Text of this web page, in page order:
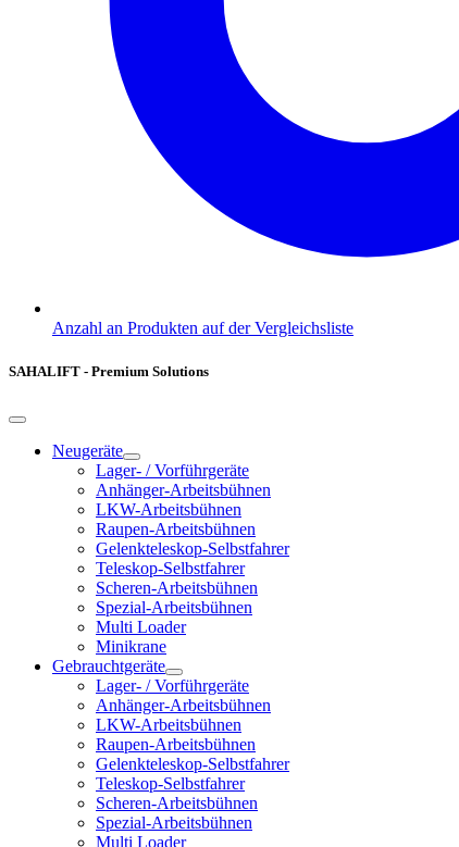
Anzahl an Produkten auf der Vergleichsliste
SAHALIFT - Premium Solutions
Neugeräte
Lager- / Vorführgeräte
Anhänger-Arbeitsbühnen
LKW-Arbeitsbühnen
Raupen-Arbeitsbühnen
Gelenkteleskop-Selbstfahrer
Teleskop-Selbstfahrer
Scheren-Arbeitsbühnen
Spezial-Arbeitsbühnen
Multi Loader
Minikrane
Gebrauchtgeräte
Lager- / Vorführgeräte
Anhänger-Arbeitsbühnen
LKW-Arbeitsbühnen
Raupen-Arbeitsbühnen
Gelenkteleskop-Selbstfahrer
Teleskop-Selbstfahrer
Scheren-Arbeitsbühnen
Spezial-Arbeitsbühnen
Multi Loader